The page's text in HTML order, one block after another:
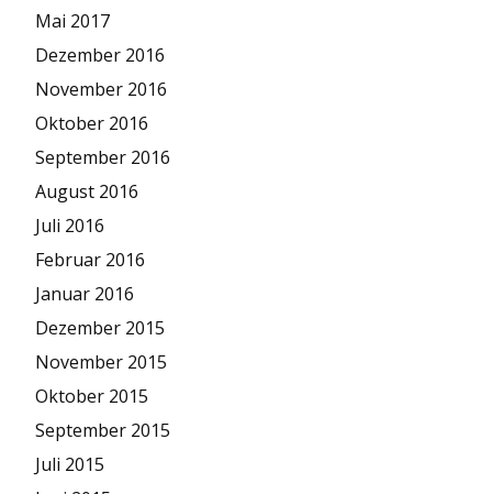
Mai 2017
Dezember 2016
November 2016
Oktober 2016
September 2016
August 2016
Juli 2016
Februar 2016
Januar 2016
Dezember 2015
November 2015
Oktober 2015
September 2015
Juli 2015